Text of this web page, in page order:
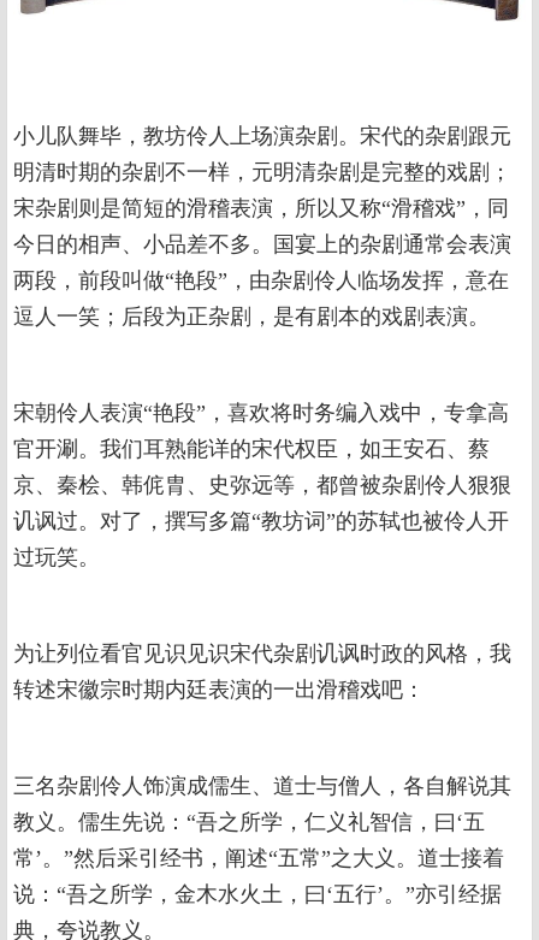
小儿队舞毕，教坊伶人上场演杂剧。宋代的杂剧跟元
明清时期的杂剧不一样，元明清杂剧是完整的戏剧；
宋杂剧则是简短的滑稽表演，所以又称“滑稽戏”，同
今日的相声、小品差不多。国宴上的杂剧通常会表演
两段，前段叫做“艳段”，由杂剧伶人临场发挥，意在
逗人一笑；后段为正杂剧，是有剧本的戏剧表演。
宋朝伶人表演“艳段”，喜欢将时务编入戏中，专拿高
官开涮。我们耳熟能详的宋代权臣，如王安石、蔡
京、秦桧、韩侂胄、史弥远等，都曾被杂剧伶人狠狠
讥讽过。对了，撰写多篇“教坊词”的苏轼也被伶人开
过玩笑。
为让列位看官见识见识宋代杂剧讥讽时政的风格，我
转述宋徽宗时期内廷表演的一出滑稽戏吧：
三名杂剧伶人饰演成儒生、道士与僧人，各自解说其
教义。儒生先说：“吾之所学，仁义礼智信，曰‘五
常’。”然后采引经书，阐述“五常”之大义。道士接着
说：“吾之所学，金木水火土，曰‘五行’。”亦引经据
典，夸说教义。